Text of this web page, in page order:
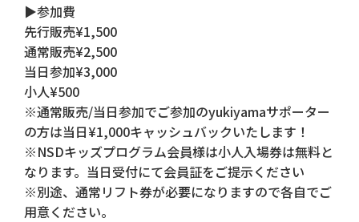
▶参加費
先行販売¥1,500
通常販売¥2,500
当日参加¥3,000
小人¥500
※通常販売/当日参加でご参加のyukiyamaサポーター
の方は当日¥1,000キャッシュバックいたします！
※NSDキッズプログラム会員様は小人入場券は無料と
なります。当日受付にて会員証をご提示ください
※別途、通常リフト券が必要になりますので各自でご
用意ください。